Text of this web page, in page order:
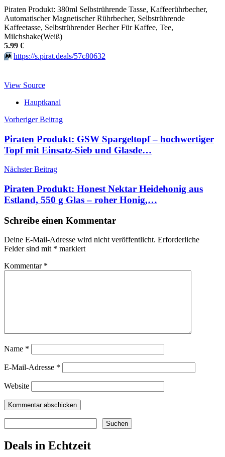
Piraten Produkt: 380ml Selbstrührende Tasse, Kaffeerührbecher,
Automatischer Magnetischer Rührbecher, Selbstrührende
Kaffeetasse, Selbstrührender Becher Für Kaffee, Tee,
Milchshake(Weiß)
5.99 €
⏩️ https://s.pirat.deals/57c80632
View Source
Hauptkanal
Beitragsnavigation
Vorheriger Beitrag
Piraten Produkt: GSW Spargeltopf – hochwertiger
Topf mit Einsatz-Sieb und Glasde…
Nächster Beitrag
Piraten Produkt: Honest Nektar Heidehonig aus
Estland, 550 g Glas – roher Honig,…
Schreibe einen Kommentar
Deine E-Mail-Adresse wird nicht veröffentlicht. Erforderliche
Felder sind mit * markiert
Kommentar *
Name *
E-Mail-Adresse *
Website
Suchen
Deals in Echtzeit